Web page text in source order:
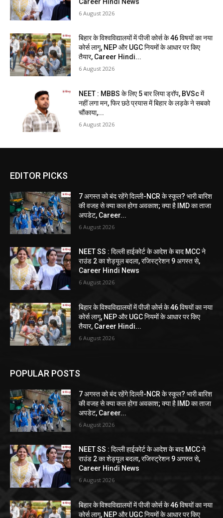
6 August 2026
बिहार के विश्वविद्यालयों में पीजी कोर्स के 46 विषयों का नया
कोर्स लागू, NEP और UGC नियमों के आधार पर किए
तैयार, Career Hindi...
6 August 2026
NEET : MBBS के लिए 5 बार लिया ड्रॉप, BVSc में
नहीं लगा मन, फिर छठे प्रयास में बिहार के लड़के ने सबको
चौंकाया,...
6 August 2026
EDITOR PICKS
7 अगस्त को बंद रहेंगे दिल्ली-NCR के स्कूल? भारी बारिश
की वजह से क्या कल होगा अवकाश; क्या है IMD का ताजा
अपडेट, Career...
6 August 2026
NEET SS : दिल्ली हाईकोर्ट के आदेश के बाद MCC ने
राउंड 2 का शेड्यूल बदला, रजिस्ट्रेशन 9 अगस्त से,
Career Hindi News
6 August 2026
बिहार के विश्वविद्यालयों में पीजी कोर्स के 46 विषयों का नया
कोर्स लागू, NEP और UGC नियमों के आधार पर किए
तैयार, Career Hindi...
6 August 2026
POPULAR POSTS
7 अगस्त को बंद रहेंगे दिल्ली-NCR के स्कूल? भारी बारिश
की वजह से क्या कल होगा अवकाश; क्या है IMD का ताजा
अपडेट, Career...
6 August 2026
NEET SS : दिल्ली हाईकोर्ट के आदेश के बाद MCC ने
राउंड 2 का शेड्यूल बदला, रजिस्ट्रेशन 9 अगस्त से,
Career Hindi News
6 August 2026
बिहार के विश्वविद्यालयों में पीजी कोर्स के 46 विषयों का नया
कोर्स लागू, NEP और UGC नियमों के आधार पर किए